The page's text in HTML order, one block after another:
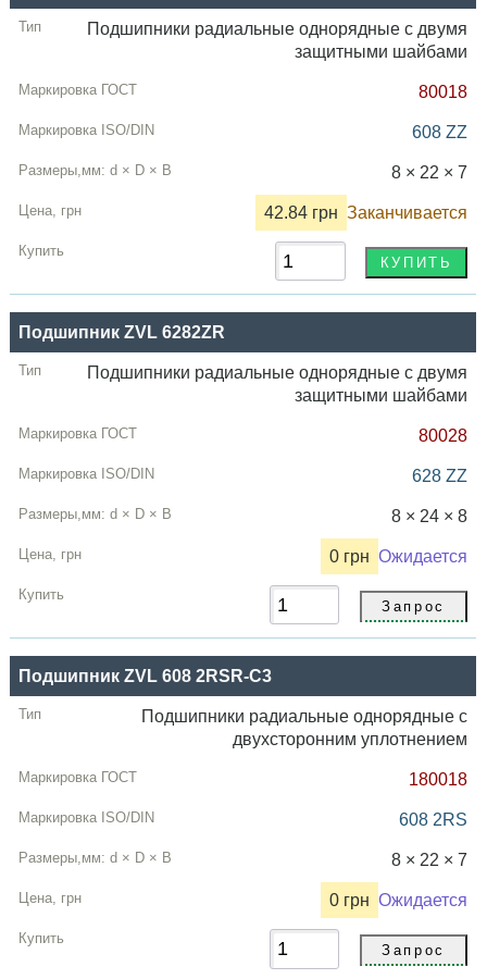
Подшипники радиальные однорядные с двумя
защитными шайбами
80018
608 ZZ
8 × 22 × 7
42.84 грн Заканчивается
Подшипник ZVL 6282ZR
Подшипники радиальные однорядные с двумя
защитными шайбами
80028
628 ZZ
8 × 24 × 8
0 грн Ожидается
Подшипник ZVL 608 2RSR-C3
Подшипники радиальные однорядные с
двухсторонним уплотнением
180018
608 2RS
8 × 22 × 7
0 грн Ожидается